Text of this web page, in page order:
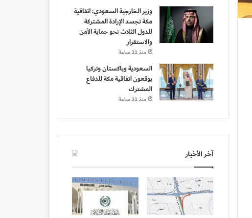
وزير الخارجية السعودي: اتفاقية
مكة تجسد الإرادة المشتركة
للدول الثلاث نحو حماية الأمن
والاستقرار
منذ 21 ساعة
السعودية وباكستان وتركيا
يوقعون اتفاقية مكة للدفاع
المشترك
منذ 21 ساعة
آخر الأخبار